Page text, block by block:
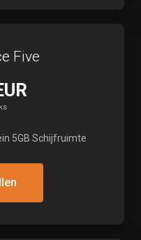
Five
5GB Schijfruimte